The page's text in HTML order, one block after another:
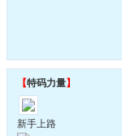
【特码力量】
新手上路